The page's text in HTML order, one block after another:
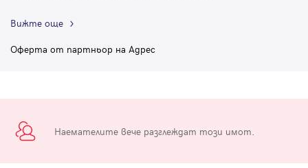
Вижте още
Оферта от партньор на Адрес
Наемателите вече разглеждат този имот.